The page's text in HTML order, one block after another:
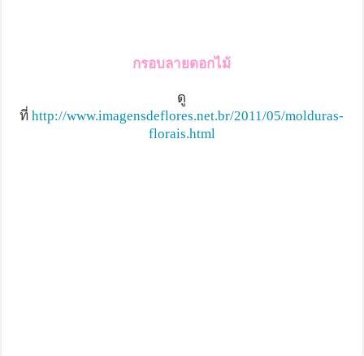
กรอบลายดอกไม้
ดู
ที่http://www.imagensdeflores.net.br/2011/05/molduras-
florais.html